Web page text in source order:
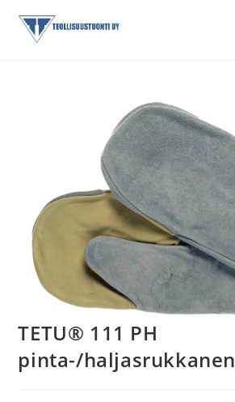
suoraan
TETU® 111 PH
pinta-/haljasrukkanen